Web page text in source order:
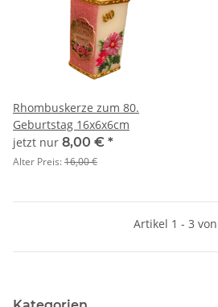
Rhombuskerze zum 80.
Geburtstag 16x6x6cm
jetzt nur 8,00 € *
Alter Preis:16,00 €
Artikel 1 - 3